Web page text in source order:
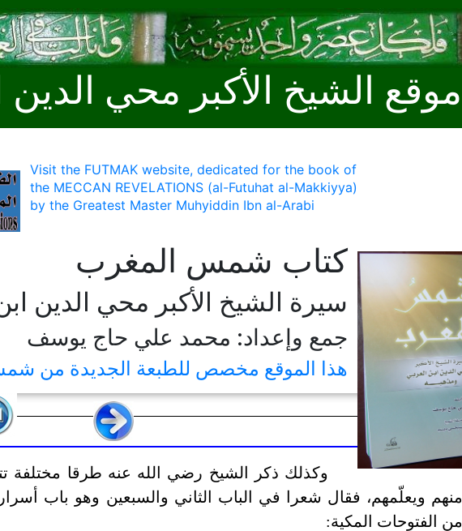
موقع الشيخ الأكبر محي الدين
Visit the FUTMAK website, dedicated for the book of
the MECCAN REVELATIONS (al-Futuhat al-Makkiyya)
by the Greatest Master Muhyiddin Ibn al-Arabi
كتاب شمس المغرب
سيرة الشيخ الأكبر محي الدين
جمع وإعداد: محمد علي حاج يوسف
هذا الموقع مخصص للطبعة الجديدة من
وكذلك ذكر الشيخ رضي الله عنه طرقا مختلفة
منهم ويعلّمهم، فقال شعرا في الباب الثاني والسبعين وهو باب
من الفتوحات المكية: